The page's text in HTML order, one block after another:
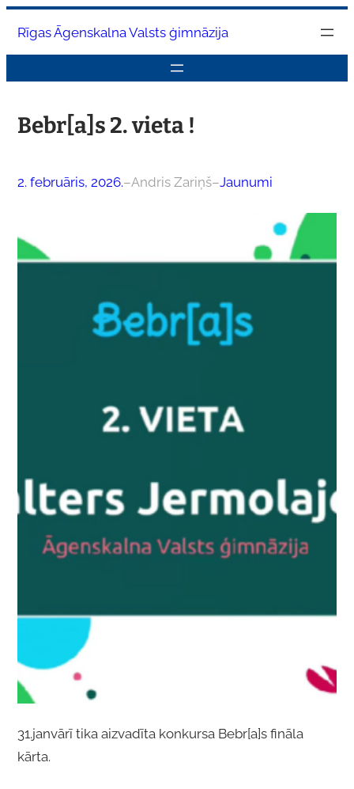
uzRīgas Āgenskalna Valsts ģimnāzija
Bebr[a]s 2. vieta !
2. februāris, 2026.–Andris Zariņš–Jaunumi
31.janvārī tika aizvadīta konkursa Bebr[a]s fināla
kārta.